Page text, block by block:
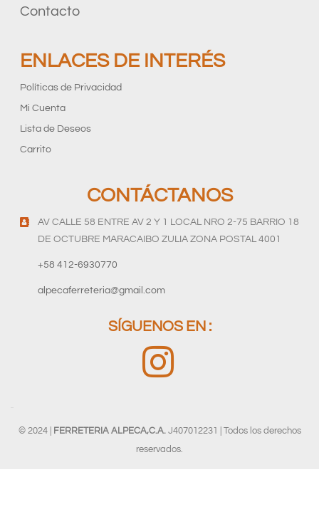
Contacto
ENLACES DE INTERÉS
Políticas de Privacidad
Mi Cuenta
Lista de Deseos
Carrito
CONTÁCTANOS
AV CALLE 58 ENTRE AV 2 Y 1 LOCAL NRO 2-75 BARRIO 18
DE OCTUBRE MARACAIBO ZULIA ZONA POSTAL 4001
+58 412-6930770
alpecaferreteria@gmail.com
SÍGUENOS EN :
© 2024 | FERRETERIA ALPECA,C.A.J407012231 | Todos los derechos
reservados.